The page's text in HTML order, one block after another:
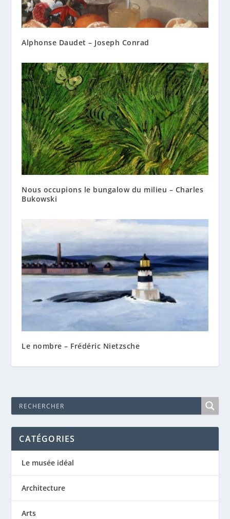
Alphonse Daudet – Joseph Conrad
Nous occupions le bungalow du milieu – Charles
Bukowski
Le nombre – Frédéric Nietzsche
CATÉGORIES
Le musée idéal
Architecture
Arts